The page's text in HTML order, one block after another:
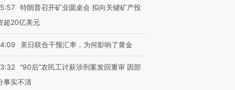
特朗普召开矿业圆桌会 拟向关键矿产投
超20亿美元
美日联合干预汇率，为何影响了黄金
“90后”农民工讨薪涉刑案发回重审 因部
事实不清